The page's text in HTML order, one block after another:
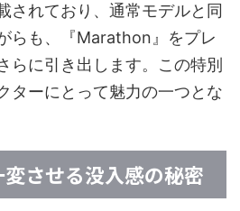
されており、通常モデルと同
らも、『Marathon』をプレ
らに引き出します。この特別
ターにとって魅力の一つとな
させる没入感の秘密